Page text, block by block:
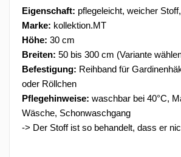
Eigenschaft: pflegeleicht, weicher
Marke: kollektion.MT
Höhe: 30 cm
Breiten: 50 bis 300 cm (Variante
Befestigung: Reihband für
oder Röllchen
Pflegehinweise: waschbar bei 40°C,
Wäsche, Schonwaschgang
-> Der Stoff ist so behandelt, dass er